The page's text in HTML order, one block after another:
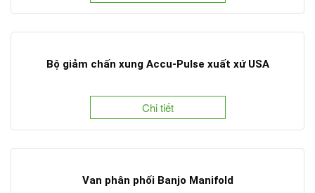
Bộ giảm chấn xung Accu-Pulse xuất xứ USA
Chi tiết
Van phân phối Banjo Manifold